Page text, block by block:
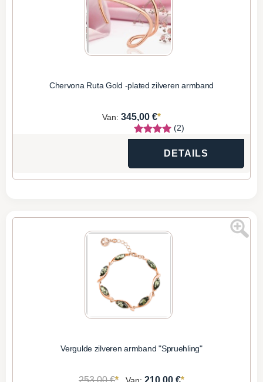
Chervona Ruta Gold -plated zilveren armband
Van: 345,00 €*
(2)
DETAILS
Vergulde zilveren armband "Spruehling"
253,00 €* Van: 210,00 €*